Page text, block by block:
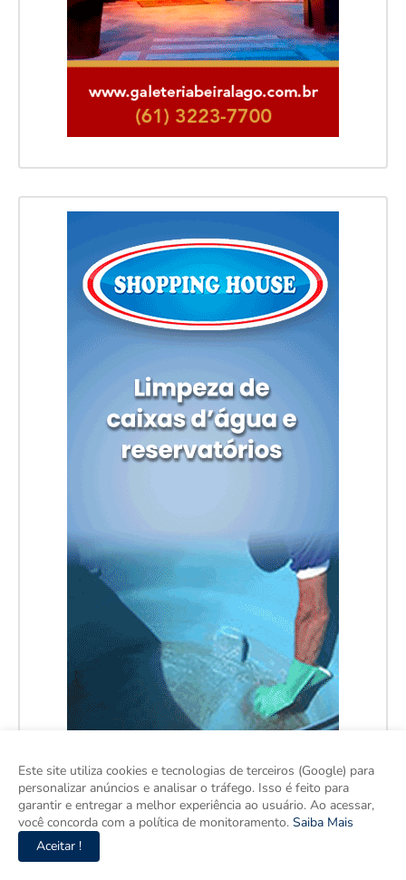
Este site utiliza cookies e tecnologias de terceiros (Google) para
personalizar anúncios e analisar o tráfego. Isso é feito para
garantir e entregar a melhor experiência ao usuário. Ao acessar,
você concorda com a política de monitoramento. Saiba Mais
Aceitar !